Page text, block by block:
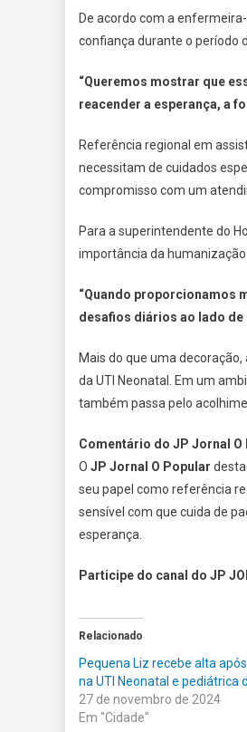
De acordo com a
confiança durante o período
“Queremos mostrar que
reacender a esperança, a
Referência regional em
necessitam de cuidados
compromisso com um
Para a superintendente do
importância da
“Quando proporcionamos
desafios diários ao lado de
Mais do que uma
da UTI Neonatal. Em um
também passa pelo
Comentário do JP Jornal O
O JP Jornal O Popular
seu papel como referência
sensível com que cuida de
esperança.
Participe do canal do JP
Relacionado
Pequena Liz recebe alta
na UTI Neonatal e pediátrica
27 de novembro de 2024
Em "Cidade"